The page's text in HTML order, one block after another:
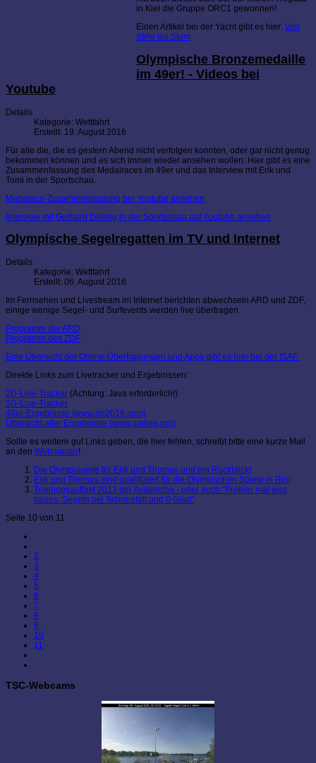
in Kiel die Gruppe ORC1 gewonnen!
Einen Artikel bei der Yacht gibt es hier: Von
Stille bis Stum
Olympische Bronzemedaille
im 49er! - Videos bei
Youtube
Details
Kategorie: Wettfahrt
Erstellt: 19. August 2016
Für alle die, die es gestern Abend nicht verfolgen konnten, oder gar nicht genug
bekommen können und es sich immer wieder ansehen wollen: Hier gibt es eine
Zusammenfassung des Medalraces im 49er und das Interview mit Erik und
Tomi in der Sportschau.
Medarace-Zusammenfassung bei Youtube ansehen
Interview mit Gerhard Delling in der Sportschau auf Youtube ansehen
Olympische Segelregatten im TV und Internet
Details
Kategorie: Wettfahrt
Erstellt: 06. August 2016
Im Fernsehen und Livestream im Internet berichten abwechseln ARD und ZDF,
einige wenige Segel- und Surfevents werden live übertragen.
Programm der ARD
Programm des ZDF
Eine Übersicht der Online-Übertragungen und Apps gibt es hier bei der ISAF.
Direkte Links zum Livetracker und Ergebnissen:
2D-Live-Tracker (Achtung: Java erforderlich!)
3D-Live-Tracker
49er-Ergebnisse (www.rio2016.com)
Übersicht aller Ergebnisse (www.sailing.org)
Sollte es weitere gut Links geben, die hier fehlen, schreibt bitte eine kurze Mail
an den Webmaster!
Die Olympiaseite für Erik und Thomas und ein Rückblick!
Erik und Thomas sind qualifiziert für die Olympischen Spiele in Rio!
Trainingsauftakt 2013 der Avalancha - oder auch "Probier mal was
neues: Segeln bei Schneefall und 0 Grad"
Seite 10 von 11
2
3
4
5
6
7
8
9
10
11
TSC-Webcams